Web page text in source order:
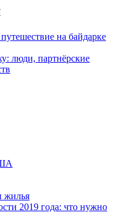
на байдарке
люди, партнёрские
жилья
2019 года: что нужно